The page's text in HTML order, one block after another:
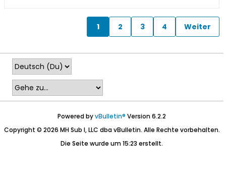
1 2 3 4 Weiter
Powered byvBulletin® Version 6.2.2
Copyright © 2026 MH Sub I, LLC dba vBulletin. Alle Rechte vorbehalten.
Die Seite wurde um 15:23 erstellt.